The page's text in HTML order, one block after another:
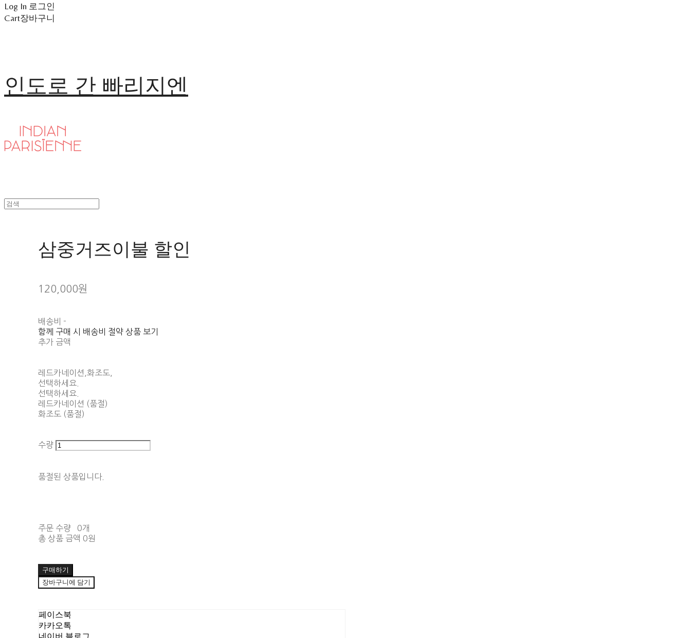
Log In 로그인
Cart장바구니
인도로 간 빠리지엔
삼중거즈이불 할인
120,000원
배송비 -
함께 구매 시 배송비 절약 상품 보기
추가 금액
레드카네이션,화조도,
선택하세요.
선택하세요.
레드카네이션 (품절)
화조도 (품절)
수량
품절된 상품입니다.
주문 수량
0개
총 상품 금액 0원
구매하기
장바구니에 담기
페이스북
카카오톡